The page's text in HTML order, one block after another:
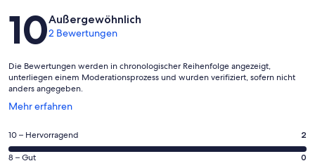
Bewertungen
10Außergewöhnlich
2 Bewertungen
Die Bewertungen werden in chronologischer Reihenfolge angezeigt,
unterliegen einem Moderationsprozess und wurden verifiziert, sofern nicht
anders angegeben.
Mehr erfahren
Wird
einem
neuen
Fenster
2
von
10 – Hervorragend 2
8 – Gut 0